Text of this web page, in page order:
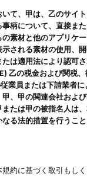
て、甲は、乙のサイ
柄について、直接ま
素材と他のアプリ
される素材の使用、
は適用法により認可
乙の税金および関税
業員または下請業者
、甲の関連会社およ
たは甲の被指名人は
る法的措置を行うこ
約に基づく取引もし